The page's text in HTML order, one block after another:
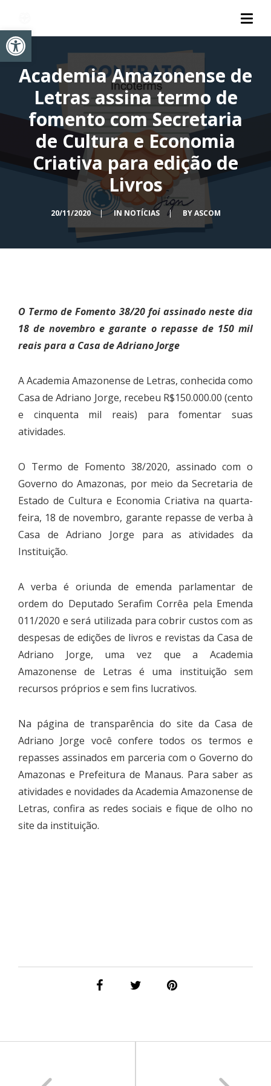
Abrir a barra de ferramentas
Academia Amazonense de
Letras assina termo de
fomento com Secretaria
de Cultura e Economia
Criativa para edição de
Livros
20/11/2020 | IN NOTÍCIAS | BYASCOM
O Termo de Fomento 38/20 foi assinado neste dia
18 de novembro e garante o repasse de 150 mil
reais para a Casa de Adriano Jorge
A Academia Amazonense de Letras, conhecida como
Casa de Adriano Jorge, recebeu R$150.000.00 (cento
e cinquenta mil reais) para fomentar suas
atividades.
O Termo de Fomento 38/2020, assinado com o
Governo do Amazonas, por meio da Secretaria de
Estado de Cultura e Economia Criativa na quarta-
feira, 18 de novembro, garante repasse de verba à
Casa de Adriano Jorge para as atividades da
Instituição.
A verba é oriunda de emenda parlamentar de
ordem do Deputado Serafim Corrêa pela Emenda
011/2020 e será utilizada para cobrir custos com as
despesas de edições de livros e revistas da Casa de
Adriano Jorge, uma vez que a Academia
Amazonense de Letras é uma instituição sem
recursos próprios e sem fins lucrativos.
Na página de transparência do site da Casa de
Adriano Jorge você confere todos os termos e
repasses assinados em parceria com o Governo do
Amazonas e Prefeitura de Manaus. Para saber as
atividades e novidades da Academia Amazonense de
Letras, confira as redes sociais e fique de olho no
site da instituição.